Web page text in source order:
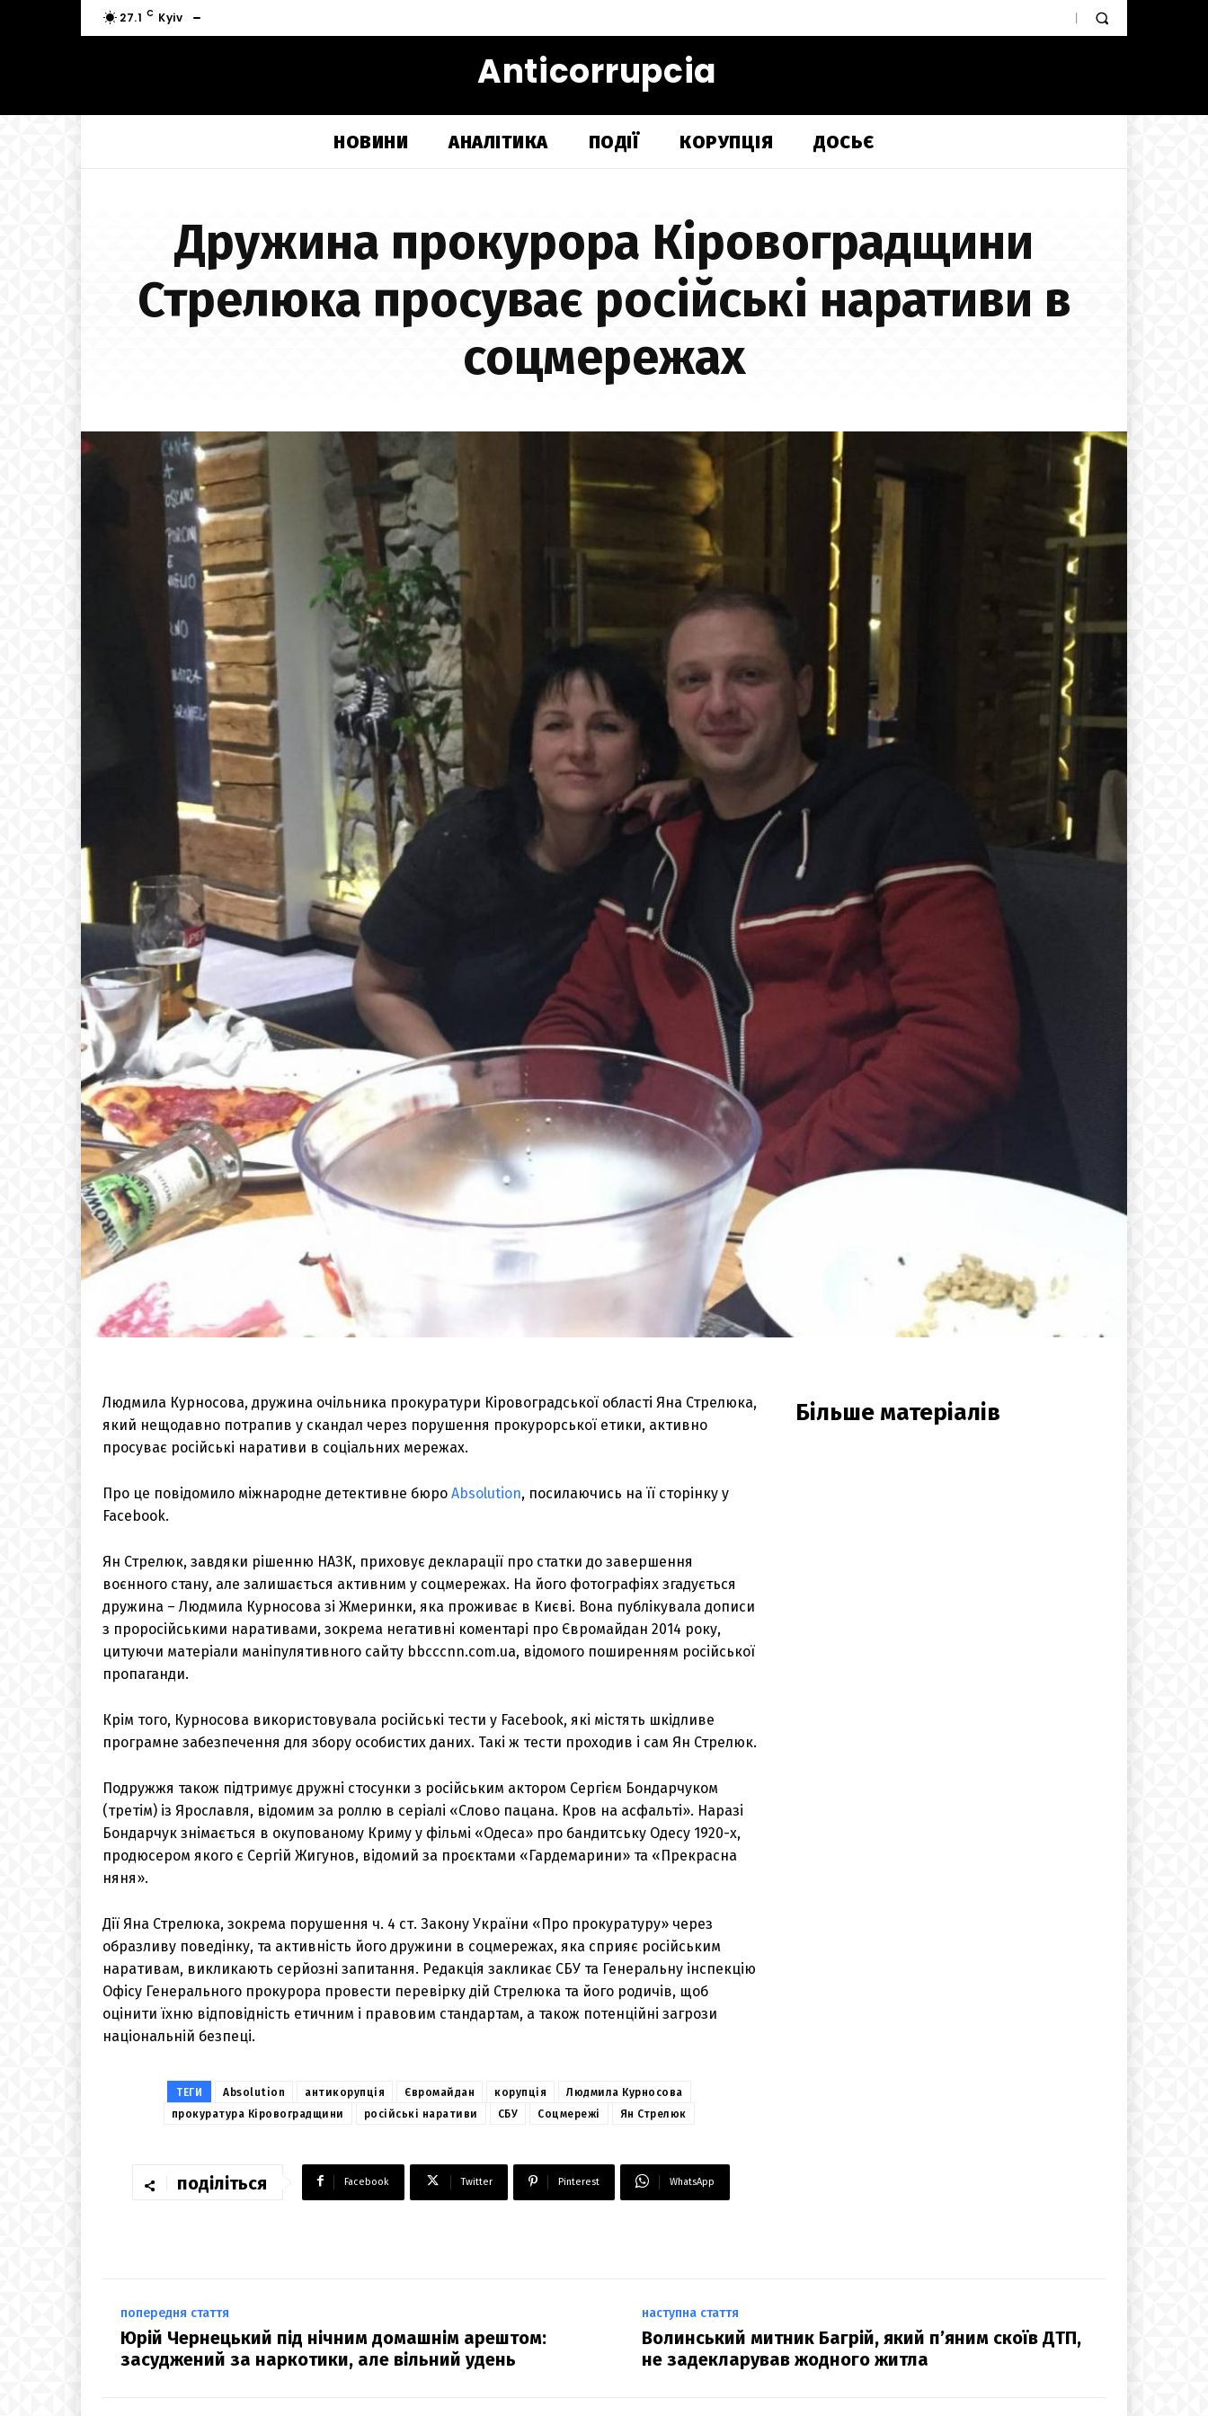
27.1 C Kyiv
Anticorrupcia
НОВИНИ АНАЛІТИКА ПОДІЇ КОРУПЦІЯ ДОСЬЄ
Дружина прокурора Кіровоградщини
Стрелюка просуває російські наративи в
соцмережах
Людмила Курносова, дружина очільника прокуратури Кіровоградської області Яна Стрелюка,
який нещодавно потрапив у скандал через порушення прокурорської етики, активно
просуває російські наративи в соціальних мережах.
Про це повідомило міжнародне детективне бюро Absolution, посилаючись на її сторінку у
Facebook.
Ян Стрелюк, завдяки рішенню НАЗК, приховує декларації про статки до завершення
воєнного стану, але залишається активним у соцмережах. На його фотографіях згадується
дружина – Людмила Курносова зі Жмеринки, яка проживає в Києві. Вона публікувала дописи
з проросійськими наративами, зокрема негативні коментарі про Євромайдан 2014 року,
цитуючи матеріали маніпулятивного сайту bbcccnn.com.ua, відомого поширенням російської
пропаганди.
Крім того, Курносова використовувала російські тести у Facebook, які містять шкідливе
програмне забезпечення для збору особистих даних. Такі ж тести проходив і сам Ян Стрелюк.
Подружжя також підтримує дружні стосунки з російським актором Сергієм Бондарчуком
(третім) із Ярославля, відомим за роллю в серіалі «Слово пацана. Кров на асфальті». Наразі
Бондарчук знімається в окупованому Криму у фільмі «Одеса» про бандитську Одесу 1920-х,
продюсером якого є Сергій Жигунов, відомий за проєктами «Гардемарини» та «Прекрасна
няня».
Дії Яна Стрелюка, зокрема порушення ч. 4 ст. Закону України «Про прокуратуру» через
образливу поведінку, та активність його дружини в соцмережах, яка сприяє російським
наративам, викликають серйозні запитання. Редакція закликає СБУ та Генеральну інспекцію
Офісу Генерального прокурора провести перевірку дій Стрелюка та його родичів, щоб
оцінити їхню відповідність етичним і правовим стандартам, а також потенційні загрози
національній безпеці.
ТЕГИ Absolution антикорупція Євромайдан корупція
Людмила Курносова
прокуратура Кіровоградщини
російські наративи СБУ Соцмережі Ян Стрелюк
поділіться Facebook Twitter Pinterest WhatsApp
Більше матеріалів
попередня стаття
Юрій Чернецький під нічним домашнім арештом:
засуджений за наркотики, але вільний удень
наступна стаття
Волинський митник Багрій, який п’яним скоїв ДТП,
не задекларував жодного житла